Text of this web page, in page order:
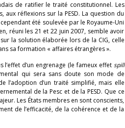
de ratifier le traité constitutionnel. Les
réflexions sur la PESD. La question du
été soulevée par le Royaume-Uni
réuni les 21 et 22 juin 2007, semble avoir
la solution élaborée lors de la CIG, celle
sa formation « affaires étrangères ».
d’un engrenage (le fameux effet spill
qui sera sans doute son mode de
l’adoption d’un traité simplifié, mais elle
de la Pesc et de la PESD. Que ce
Les États membres en sont conscients,
de l’efficacité, de la cohérence et de la